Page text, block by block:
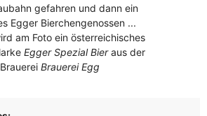
gefahren und dann ein
Egger Bierchengenossen ...
am Foto ein österreichisches
Egger Spezial Bieraus der
Brauerei Brauerei Egg